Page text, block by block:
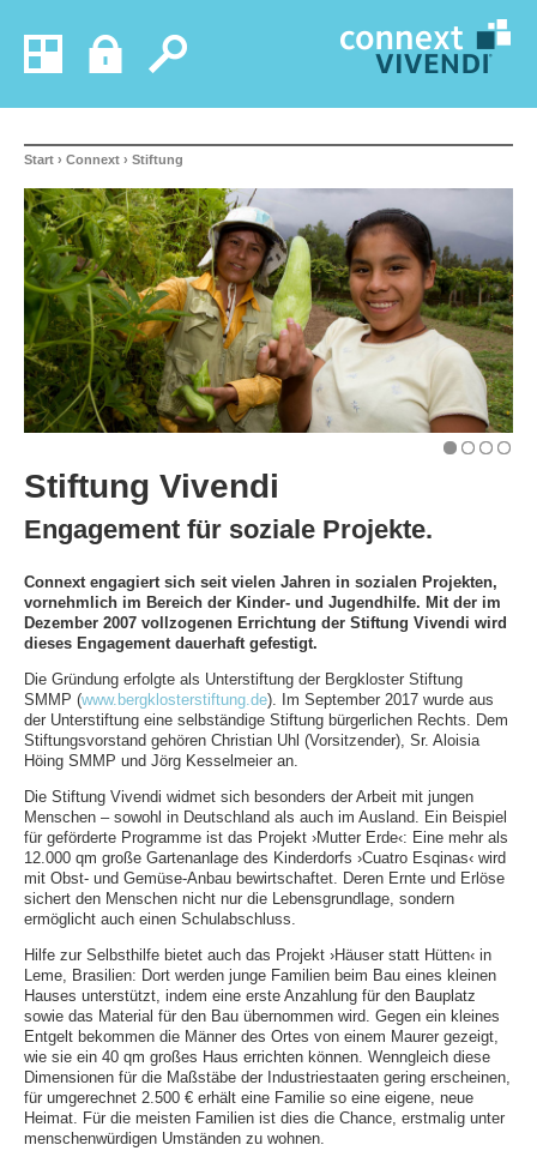
Start › Connext › Stiftung
Stiftung Vivendi
Engagement für soziale Projekte.
Connext engagiert sich seit vielen Jahren in sozialen Projekten,
vornehmlich im Bereich der Kinder- und Jugendhilfe. Mit der im
Dezember 2007 vollzogenen Errichtung der Stiftung Vivendi wird
dieses Engagement dauerhaft gefestigt.
Die Gründung erfolgte als Unterstiftung der Bergkloster Stiftung
SMMP (www.bergklosterstiftung.de). Im September 2017 wurde aus
der Unterstiftung eine selbständige Stiftung bürgerlichen Rechts. Dem
Stiftungsvorstand gehören Christian Uhl (Vorsitzender), Sr. Aloisia
Höing SMMP und Jörg Kesselmeier an.
Die Stiftung Vivendi widmet sich besonders der Arbeit mit jungen
Menschen – sowohl in Deutschland als auch im Ausland. Ein Beispiel
für geförderte Programme ist das Projekt ›Mutter Erde‹: Eine mehr als
12.000 qm große Gartenanlage des Kinderdorfs ›Cuatro Esqinas‹ wird
mit Obst- und Gemüse-Anbau bewirtschaftet. Deren Ernte und Erlöse
sichert den Menschen nicht nur die Lebensgrundlage, sondern
ermöglicht auch einen Schulabschluss.
Hilfe zur Selbsthilfe bietet auch das Projekt ›Häuser statt Hütten‹ in
Leme, Brasilien: Dort werden junge Familien beim Bau eines kleinen
Hauses unterstützt, indem eine erste Anzahlung für den Bauplatz
sowie das Material für den Bau übernommen wird. Gegen ein kleines
Entgelt bekommen die Männer des Ortes von einem Maurer gezeigt,
wie sie ein 40 qm großes Haus errichten können. Wenngleich diese
Dimensionen für die Maßstäbe der Industriestaaten gering erscheinen,
für umgerechnet 2.500 € erhält eine Familie so eine eigene, neue
Heimat. Für die meisten Familien ist dies die Chance, erstmalig unter
menschenwürdigen Umständen zu wohnen.